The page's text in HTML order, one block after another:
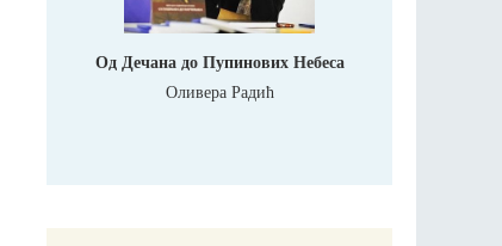
Од Дечана до Пупинових Небеса
Оливера Радић